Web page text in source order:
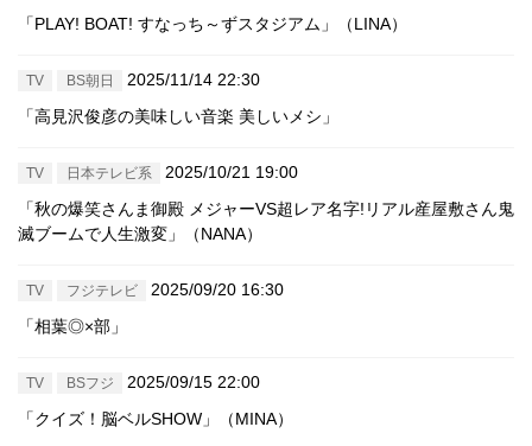
「PLAY! BOAT! すなっち～ずスタジアム」（LINA）
TV BS朝日
2025/11/14 22:30
「高見沢俊彦の美味しい音楽 美しいメシ」
TV 日本テレビ系
2025/10/21 19:00
「秋の爆笑さんま御殿 メジャーVS超レア名字!リアル産屋敷さん鬼
滅ブームで人生激変」（NANA）
TV フジテレビ
2025/09/20 16:30
「相葉◎×部」
TV BSフジ
2025/09/15 22:00
「クイズ！脳ベルSHOW」（MINA）